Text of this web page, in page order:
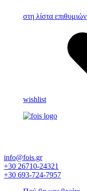
στη λίστα επιθυμιών
wishlist
info@fois.gr
+30 26710-24321
+30 693-724-7957